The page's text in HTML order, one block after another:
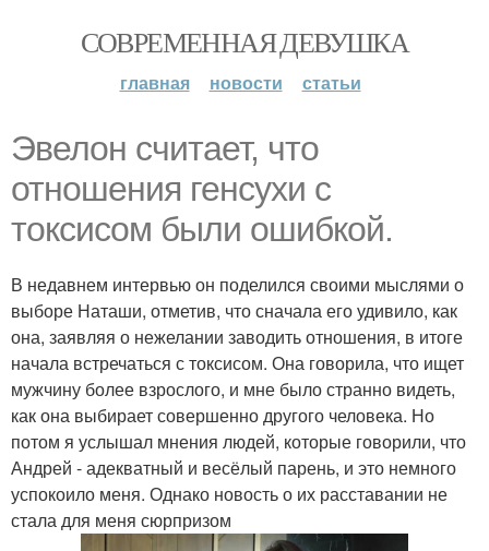
СОВРЕМЕННАЯ ДЕВУШКА
главная новости статьи
Эвелон считает, что
отношения генсухи с
токсисом были ошибкой.
В недавнем интервью он поделился своими мыслями о
выборе Наташи, отметив, что сначала его удивило, как
она, заявляя о нежелании заводить отношения, в итоге
начала встречаться с токсисом. Она говорила, что ищет
мужчину более взрослого, и мне было странно видеть,
как она выбирает совершенно другого человека. Но
потом я услышал мнения людей, которые говорили, что
Андрей - адекватный и весёлый парень, и это немного
успокоило меня. Однако новость о их расставании не
стала для меня сюрпризом